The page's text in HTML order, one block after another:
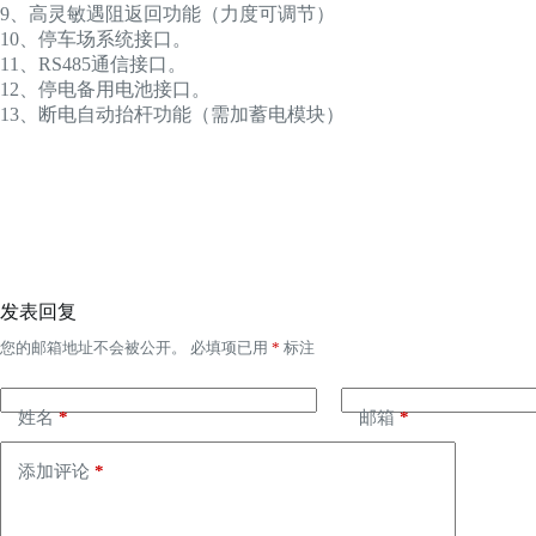
9、高灵敏遇阻返回功能（力度可调节）
10、停车场系统接口。
11、RS485通信接口。
12、停电备用电池接口。
13、断电自动抬杆功能（需加蓄电模块）
发表回复
您的邮箱地址不会被公开。 必填项已用 * 标注
姓名* 邮箱*
添加评论 *